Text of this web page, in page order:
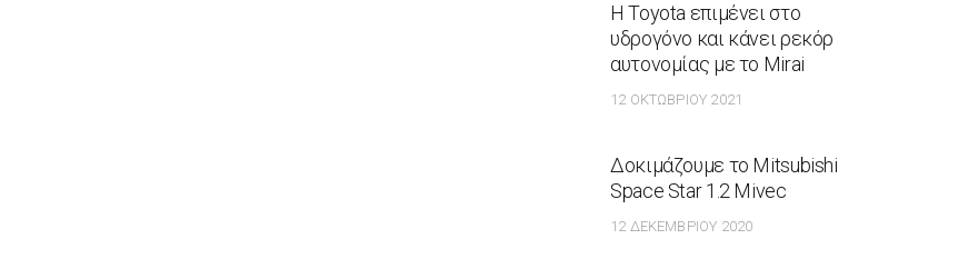
Η Toyota επιμένει στο
υδρογόνο και κάνει ρεκόρ
αυτονομίας με το Mirai
12 ΟΚΤΩΒΡΊΟΥ 2021
Δοκιμάζουμε το Mitsubishi
Space Star 1.2 Mivec
12 ΔΕΚΕΜΒΡΊΟΥ 2020